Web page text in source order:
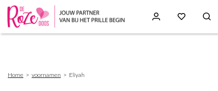
Home voornamen Eliyah